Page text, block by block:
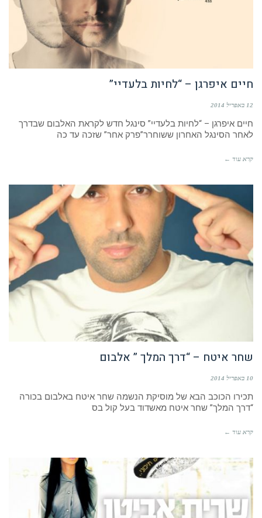
חיים איפרגן – “לחיות בלעדיי”
12 באפריל 2014
חיים איפרגן – “לחיות בלעדיי” סינגל חדש לקראת האלבום שבדרך
לאחר הסינגל האחרון ששוחרר”פרק אחר” שזכה עד כה
קרא עוד ←
שחר איטח – “דרך המלך ” אלבום
10 באפריל 2014
תכירו הכוכב הבא של מוסיקת הנשמה שחר איטח באלבום בכורה
“דרך המלך” שחר איטח מאשדוד בעל קול בס
קרא עוד ←